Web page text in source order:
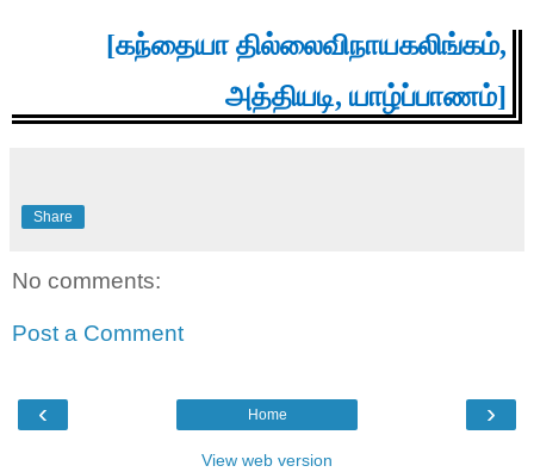
[கந்தையா தில்லைவிநாயகலிங்கம்,
அத்தியடி, யாழ்ப்பாணம்]
Share
No comments:
Post a Comment
‹ ›
Home
View web version